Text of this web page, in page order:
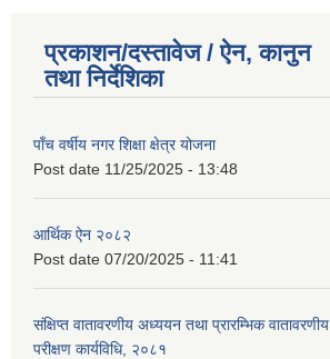
प्रकाशन/दस्तावेज / ऐन, कानुन
तथा निर्देशिका
पाँच वर्षीय नगर शिक्षा क्षेत्र योजना
Post date 11/25/2025 - 13:48
आर्थिक ऐन २०८२
Post date 07/20/2025 - 11:41
संक्षिप्त वातावरणीय अध्ययन तथा प्रारम्भिक वातावरणीय
परीक्षण कार्यविधि, २०८१